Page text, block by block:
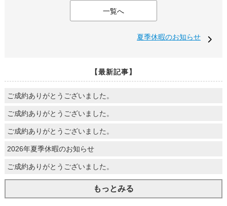
一覧へ
夏季休暇のお知らせ
【最新記事】
ご成約ありがとうございました。
ご成約ありがとうございました。
ご成約ありがとうございました。
2026年夏季休暇のお知らせ
ご成約ありがとうございました。
もっとみる